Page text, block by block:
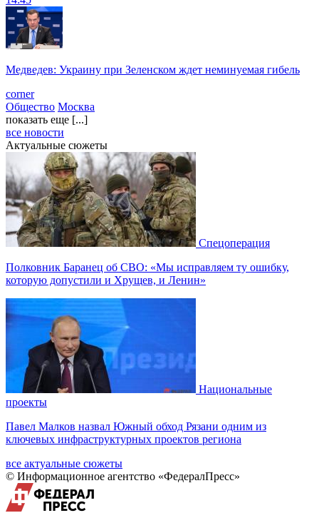
Медведев: Украину при Зеленском ждет неминуемая гибель
corner
Общество Москва
показать еще [...]
все новости
Актуальные сюжеты
Спецоперация
Полковник Баранец об СВО: «Мы исправляем ту ошибку,
которую допустили и Хрущев, и Ленин»
Национальные
проекты
Павел Малков назвал Южный обход Рязани одним из
ключевых инфраструктурных проектов региона
все актуальные сюжеты
© Информационное агентство «ФедералПресс»